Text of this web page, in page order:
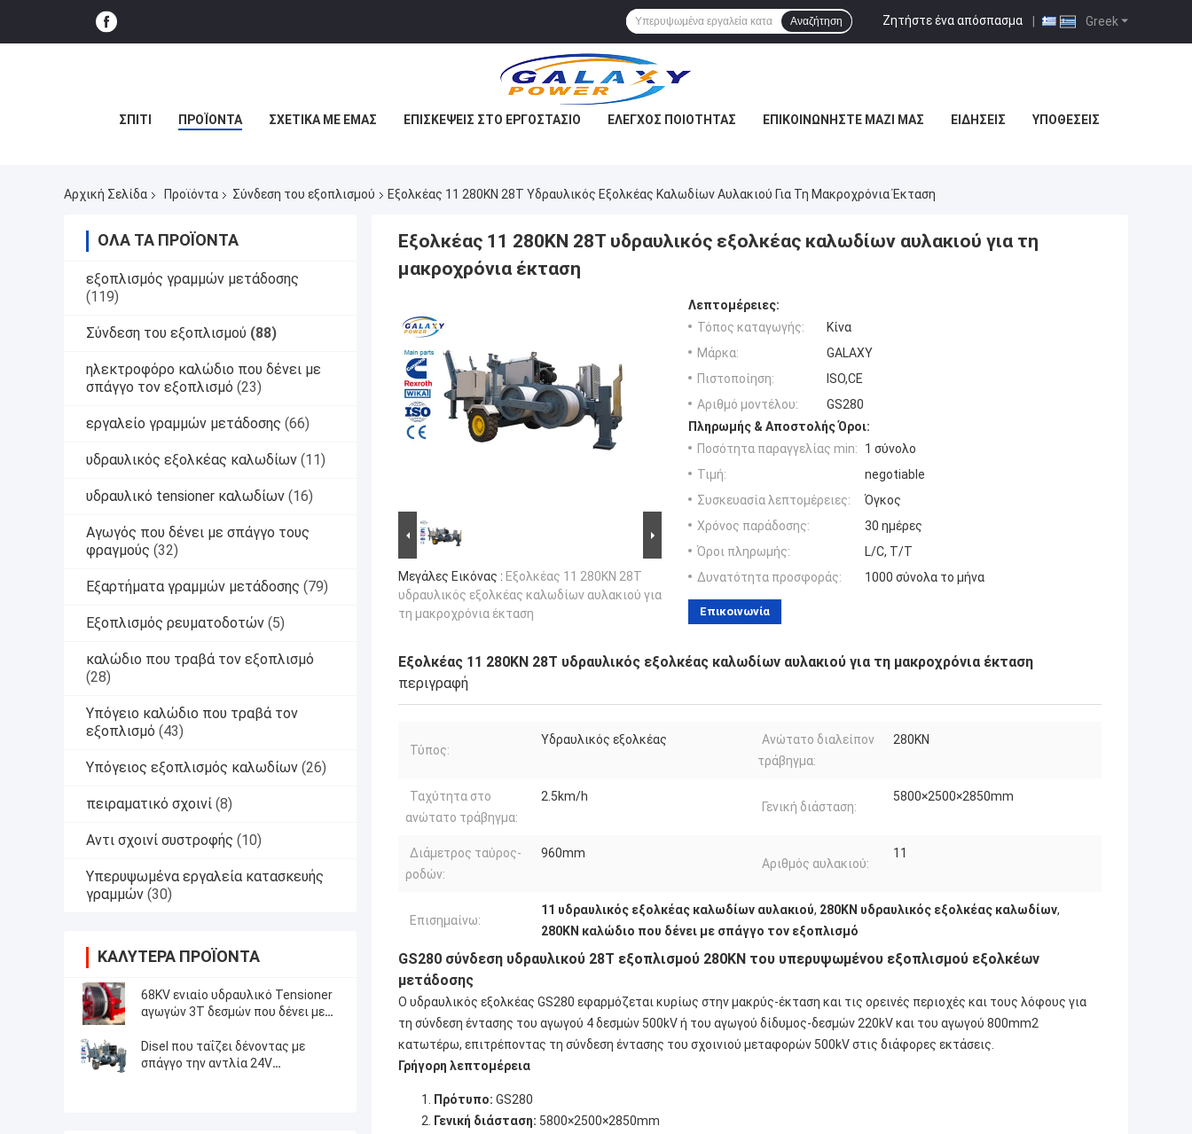
Greek
Ζητήστε ένα απόσπασμα |
Αναζήτηση
ΣΠΊΤΙ ΠΡΟΪΌΝΤΑ ΣΧΕΤΙΚΆ ΜΕ ΕΜΆΣ ΕΠΙΣΚΈΨΕΙΣ ΣΤΟ ΕΡΓΟΣΤΆΣΙΟ ΈΛΕΓΧΟΣ ΠΟΙΌΤΗΤΑΣ ΕΠΙΚΟΙΝΩΝΉΣΤΕ ΜΑΖΊ ΜΑΣ ΕΙΔΉΣΕΙΣ ΥΠΟΘΈΣΕΙΣ
Αρχική Σελίδα Προϊόντα Σύνδεση του εξοπλισμού Εξολκέας 11 280KN 28T Υδραυλικός Εξολκέας Καλωδίων Αυλακιού Για Τη Μακροχρόνια Έκταση
ΌΛΑ ΤΑ ΠΡΟΪΌΝΤΑ
εξοπλισμός γραμμών μετάδοσης
(119)
Σύνδεση του εξοπλισμού (88)
ηλεκτροφόρο καλώδιο που δένει με
σπάγγο τον εξοπλισμό (23)
εργαλείο γραμμών μετάδοσης (66)
υδραυλικός εξολκέας καλωδίων (11)
υδραυλικό tensioner καλωδίων (16)
Αγωγός που δένει με σπάγγο τους
φραγμούς (32)
Εξαρτήματα γραμμών μετάδοσης (79)
Εξοπλισμός ρευματοδοτών (5)
καλώδιο που τραβά τον εξοπλισμό
(28)
Υπόγειο καλώδιο που τραβά τον
εξοπλισμό (43)
Υπόγειος εξοπλισμός καλωδίων (26)
πειραματικό σχοινί (8)
Αντι σχοινί συστροφής (10)
Υπερυψωμένα εργαλεία κατασκευής
γραμμών (30)
ΚΑΛΎΤΕΡΑ ΠΡΟΪΌΝΤΑ
68KV ενιαίο υδραυλικό Tensioner
αγωγών 3T δεσμών που δένει με
Disel που ταΐζει δένοντας με
σπάγγο την αντλία 24V
Εξολκέας 11 280KN 28T υδραυλικός εξολκέας καλωδίων αυλακιού για τη
μακροχρόνια έκταση
Μεγάλες Εικόνας : Εξολκέας 11 280KN 28T
υδραυλικός εξολκέας καλωδίων αυλακιού για
τη μακροχρόνια έκταση
Λεπτομέρειες:
Τόπος καταγωγής:
Κίνα
Μάρκα:
GALAXY
Πιστοποίηση:
ISO,CE
Αριθμό μοντέλου:
GS280
Πληρωμής & Αποστολής Όροι:
Ποσότητα παραγγελίας min:
1 σύνολο
Τιμή:
negotiable
Συσκευασία λεπτομέρειες:
Όγκος
Χρόνος παράδοσης:
30 ημέρες
Όροι πληρωμής:
L/C, T/T
Δυνατότητα προσφοράς:
1000 σύνολα το μήνα
Επικοινωνία
Εξολκέας 11 280KN 28T υδραυλικός εξολκέας καλωδίων αυλακιού για τη μακροχρόνια έκταση
περιγραφή
Τύπος:
Υδραυλικός εξολκέας
Ανώτατο διαλείπον
τράβηγμα:
280KN
Ταχύτητα στο
ανώτατο τράβηγμα:
2.5km/h
Γενική διάσταση:
5800×2500×2850mm
Διάμετρος ταύρος-
ροδών:
960mm
Αριθμός αυλακιού:
11
Επισημαίνω:
11 υδραυλικός εξολκέας καλωδίων αυλακιού, 280KN υδραυλικός εξολκέας καλωδίων,
280KN καλώδιο που δένει με σπάγγο τον εξοπλισμό
GS280 σύνδεση υδραυλικού 28T εξοπλισμού 280KN του υπερυψωμένου εξοπλισμού εξολκέων
μετάδοσης
Ο υδραυλικός εξολκέας GS280 εφαρμόζεται κυρίως στην μακρύς-έκταση και τις ορεινές περιοχές και τους λόφους για
τη σύνδεση έντασης του αγωγού 4 δεσμών 500kV ή του αγωγού δίδυμος-δεσμών 220kV και του αγωγού 800mm2
κατωτέρω, επιτρέποντας τη σύνδεση έντασης του σχοινιού μεταφορών 500kV στις διάφορες εκτάσεις.
Γρήγορη λεπτομέρεια
Πρότυπο: GS280
Γενική διάσταση: 5800×2500×2850mm